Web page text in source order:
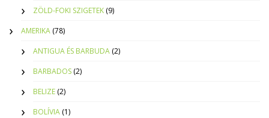
ZÖLD-FOKI SZIGETEK (9)
AMERIKA (78)
ANTIGUA ÉS BARBUDA (2)
BARBADOS (2)
BELIZE (2)
BOLÍVIA (1)